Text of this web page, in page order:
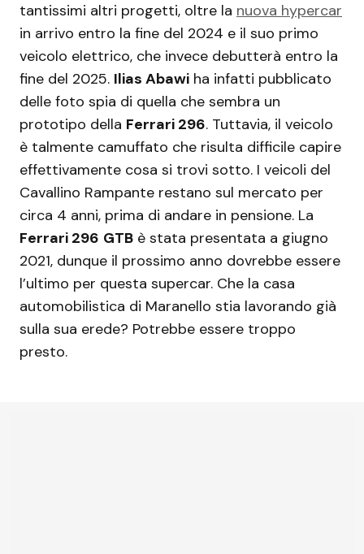
tantissimi altri progetti, oltre la nuova hypercar
in arrivo entro la fine del 2024 e il suo primo
veicolo elettrico, che invece debutterà entro la
fine del 2025. Ilias Abawi ha infatti pubblicato
delle foto spia di quella che sembra un
prototipo della Ferrari 296. Tuttavia, il veicolo
è talmente camuffato che risulta difficile capire
effettivamente cosa si trovi sotto. I veicoli del
Cavallino Rampante restano sul mercato per
circa 4 anni, prima di andare in pensione. La
Ferrari 296 GTB è stata presentata a giugno
2021, dunque il prossimo anno dovrebbe essere
l’ultimo per questa supercar. Che la casa
automobilistica di Maranello stia lavorando già
sulla sua erede? Potrebbe essere troppo
presto.